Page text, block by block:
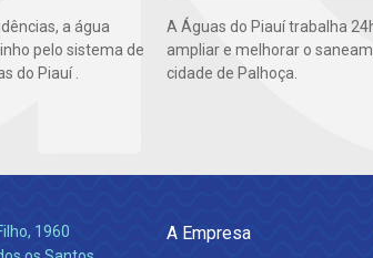
a água
pelo sistema de
do Piauí .
A Águas do Piauí trabalha
ampliar e melhorar o
cidade de Palhoça.
1960
A Empresa